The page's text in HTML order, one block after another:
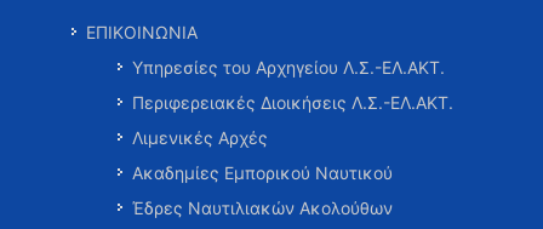
ΕΠΙΚΟΙΝΩΝΙΑ
Υπηρεσίες του Αρχηγείου Λ.Σ.-ΕΛ.ΑΚΤ.
Περιφερειακές Διοικήσεις Λ.Σ.-ΕΛ.ΑΚΤ.
Λιμενικές Αρχές
Ακαδημίες Εμπορικού Ναυτικού
Έδρες Ναυτιλιακών Ακολούθων